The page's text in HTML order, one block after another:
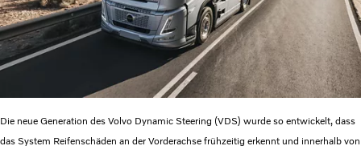
Die neue Generation des Volvo Dynamic Steering (VDS) wurde so entwickelt, dass
das System Reifenschäden an der Vorderachse frühzeitig erkennt und innerhalb von